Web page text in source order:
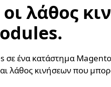
λάθος
ένα κατάστημα
λάθος κινήσεων που